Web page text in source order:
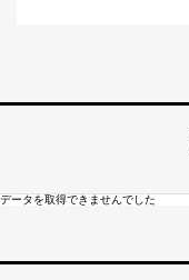
データを取得できませんでした